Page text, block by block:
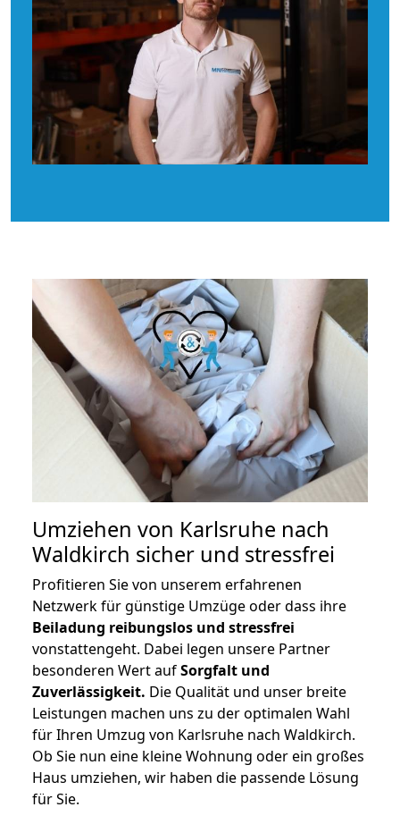
Umziehen von Karlsruhe nach
Waldkirch sicher und stressfrei
Profitieren Sie von unserem erfahrenen
Netzwerk für günstige Umzüge oder dass ihre
Beiladung reibungslos und stressfrei
vonstattengeht. Dabei legen unsere Partner
besonderen Wert aufSorgfalt und
Zuverlässigkeit. Die Qualität und unser breite
Leistungen machen uns zu der optimalen Wahl
für Ihren Umzug von Karlsruhe nach Waldkirch.
Ob Sie nun eine kleine Wohnung oder ein großes
Haus umziehen, wir haben die passende Lösung
für Sie.